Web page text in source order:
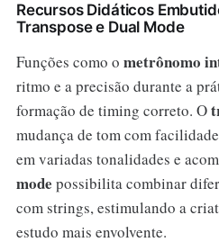
Recursos Didáticos
Transpose e Dual Mode
Funções como o metrônomo
ritmo e a precisão durante a
formação de timing correto. O
mudança de tom com
em variadas tonalidades e
mode possibilita combinar
com strings, estimulando a
estudo mais envolvente.